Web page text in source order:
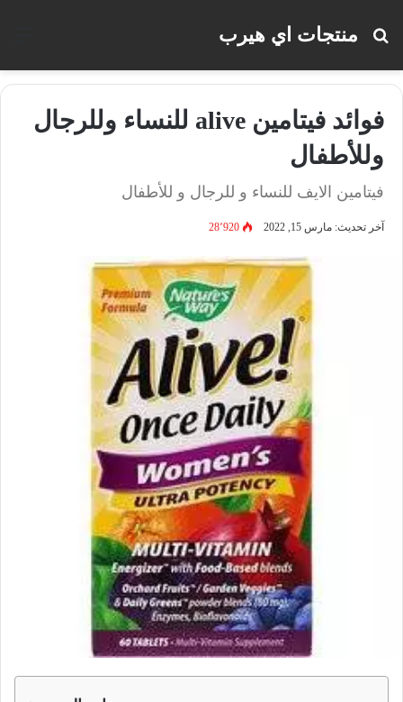
منتجات اي هيرب
بحث
فوائد فيتامين alive للنساء وللرجال
وللأطفال
فيتامين الايف للنساء و للرجال و للأطفال
آخر تحديث: مارس 15, 2022 28٬920